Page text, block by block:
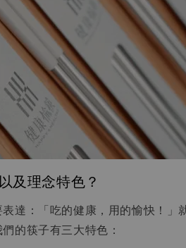
及理念特色？
達：「吃的健康，用的愉快！」
們的筷子有三大特色：